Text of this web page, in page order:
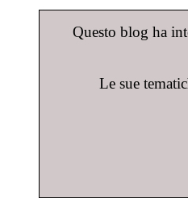
Questo blog ha
Le sue